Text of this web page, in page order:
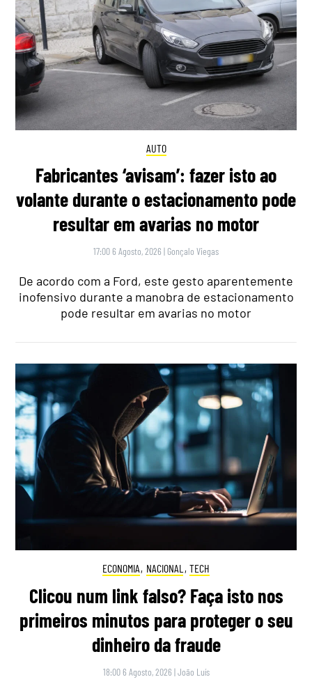
AUTO
Fabricantes ‘avisam’: fazer isto ao
volante durante o estacionamento pode
resultar em avarias no motor
17:00 6 Agosto, 2026 | Gonçalo Viegas
De acordo com a Ford, este gesto aparentemente
inofensivo durante a manobra de estacionamento
pode resultar em avarias no motor
ECONOMIA, NACIONAL , TECH
Clicou num link falso? Faça isto nos
primeiros minutos para proteger o seu
dinheiro da fraude
18:00 6 Agosto, 2026 |João Luís